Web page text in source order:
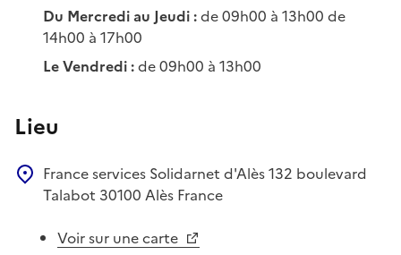
Du Mercredi au Jeudi :de 09h00 à 13h00 de
14h00 à 17h00
Le Vendredi :de 09h00 à 13h00
Lieu
France services Solidarnet d'Alès132 boulevard
Talabot 30100 Alès France
Voir sur une carte